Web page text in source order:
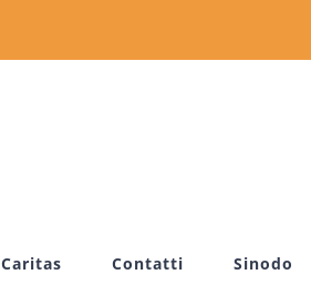
Caritas Contatti Sinodo